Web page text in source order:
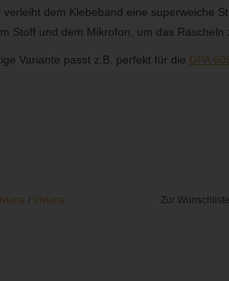
verleiht dem Klebeband eine superweiche
Stoff und dem Mikrofon, um das Rascheln
Variante passt z.B. perfekt für die DPA
/Viviana Zur